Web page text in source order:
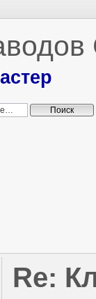
Re: